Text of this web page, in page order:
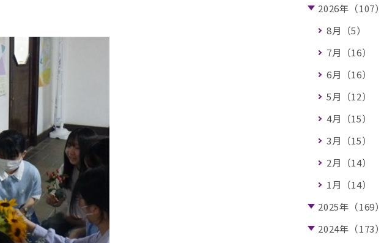
2026年（107）
8月（5）
7月（16）
6月（16）
5月（12）
4月（15）
3月（15）
2月（14）
1月（14）
2025年（169）
2024年（173）